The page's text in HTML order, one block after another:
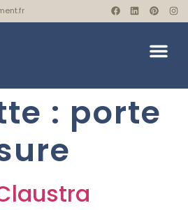
: porte